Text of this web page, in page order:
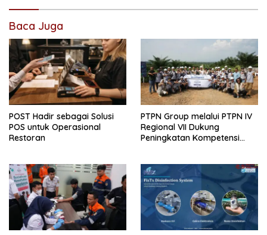
Baca Juga
POST Hadir sebagai Solusi
POS untuk Operasional
Restoran
PTPN Group melalui PTPN IV
Regional VII Dukung
Peningkatan Kompetensi
Way Kanan